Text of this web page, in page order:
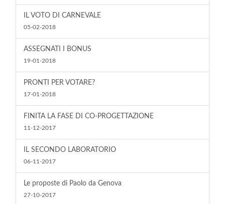
IL VOTO DI CARNEVALE
05-02-2018
ASSEGNATI I BONUS
19-01-2018
PRONTI PER VOTARE?
17-01-2018
FINITA LA FASE DI CO-PROGETTAZIONE
11-12-2017
IL SECONDO LABORATORIO
06-11-2017
Le proposte di Paolo da Genova
27-10-2017